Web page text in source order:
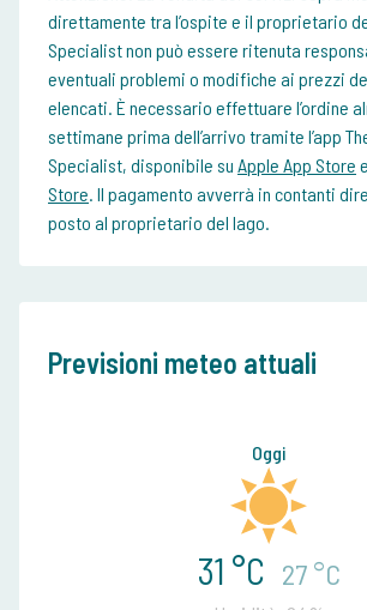
direttamente tra l’ospite e il proprietario
Specialist non può essere ritenuta
eventuali problemi o modifiche ai prezzi
elencati. È necessario effettuare l’ordine
settimane prima dell’arrivo tramite l’app
Specialist, disponibile su Apple App Store e
Store. Il pagamento avverrà in contanti
posto al proprietario del lago.
Previsioni meteo attuali
Oggi
31 °C 27 °C